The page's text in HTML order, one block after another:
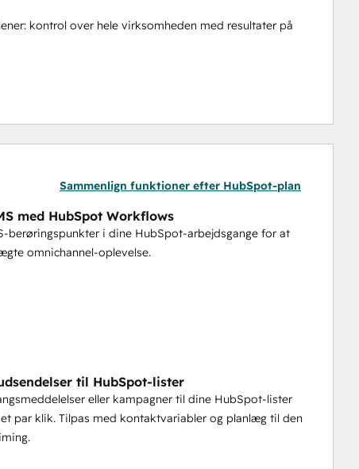
kontrol over hele virksomheden med resultater på
ind i HubSpot, og sørg for, at alle kontakter får rettidig
for at få fyldigere profiler og bedre personalisering.
er med på brandet.
udrulninger.
Sammenlign funktioner efter HubSpot-plan
med HubSpot Workflows
berøringspunkter i dine HubSpot-arbejdsgange for at
omnichannel-oplevelse.
til HubSpot-lister
eller kampagner til dine HubSpot-lister
par klik. Tilpas med kontaktvariabler og planlæg til den